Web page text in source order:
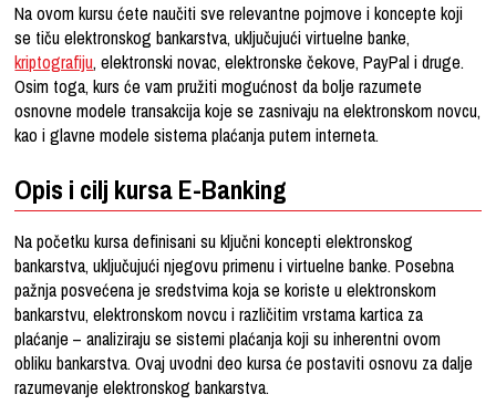
Na ovom kursu ćete naučiti sve relevantne pojmove i koncepte koji
se tiču elektronskog bankarstva, uključujući virtuelne banke,
kriptografiju, elektronski novac, elektronske čekove, PayPal i druge.
Osim toga, kurs će vam pružiti mogućnost da bolje razumete
osnovne modele transakcija koje se zasnivaju na elektronskom novcu,
kao i glavne modele sistema plaćanja putem interneta.
Opis i cilj kursa E-Banking
Na početku kursa definisani su ključni koncepti elektronskog
bankarstva, uključujući njegovu primenu i virtuelne banke. Posebna
pažnja posvećena je sredstvima koja se koriste u elektronskom
bankarstvu, elektronskom novcu i različitim vrstama kartica za
plaćanje – analiziraju se sistemi plaćanja koji su inherentni ovom
obliku bankarstva. Ovaj uvodni deo kursa će postaviti osnovu za dalje
razumevanje elektronskog bankarstva.